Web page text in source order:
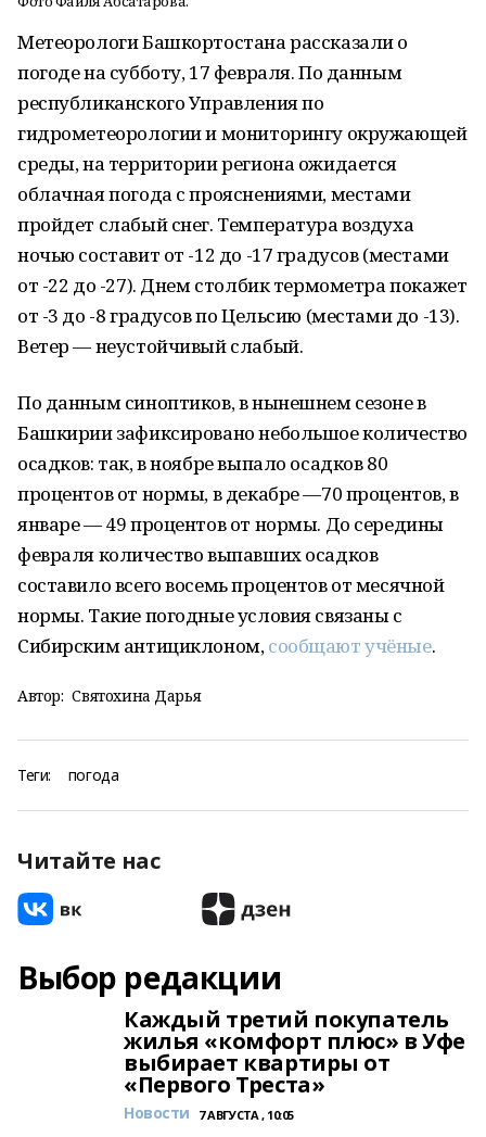
Метеорологи Башкортостана рассказали о
погоде на субботу, 17 февраля. По данным
республиканского Управления по
гидрометеорологии и мониторингу окружающей
среды, на территории региона ожидается
облачная погода с прояснениями, местами
пройдет слабый снег. Температура воздуха
ночью составит от -12 до -17 градусов (местами
от -22 до -27). Днем столбик термометра покажет
от -3 до -8 градусов по Цельсию (местами до -13).
Ветер — неустойчивый слабый.
По данным синоптиков, в нынешнем сезоне в
Башкирии зафиксировано небольшое количество
осадков: так, в ноябре выпало осадков 80
процентов от нормы, в декабре —70 процентов, в
январе — 49 процентов от нормы. До середины
февраля количество выпавших осадков
составило всего восемь процентов от месячной
нормы. Такие погодные условия связаны с
Сибирским антициклоном,сообщают учёные.
Автор: Святохина Дарья
Теги: погода
Читайте нас
Выбор редакции
Каждый третий покупатель
жилья «комфорт плюс» в Уфе
выбирает квартиры от
«Первого Треста»
Новости 7 АВГУСТА , 10:05